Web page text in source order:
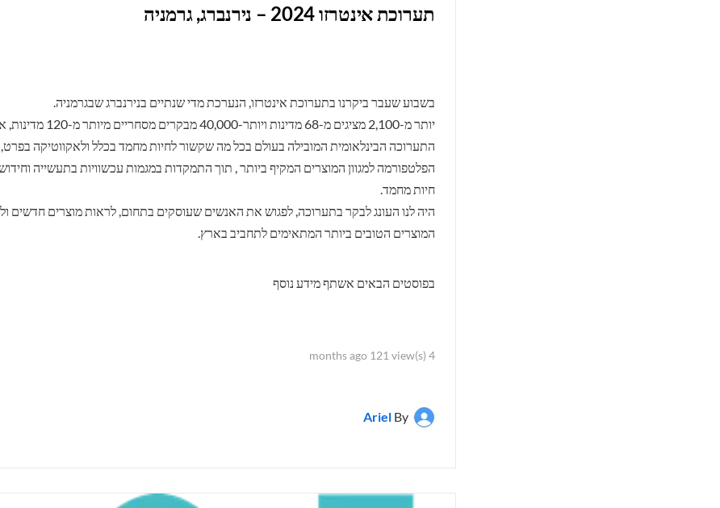
תערוכת אינטרזו 2024 – נירנברג, גרמניה
בשבוע שעבר ביקרנו בתערוכת אינטרזו, הנערכת מדי שנתיים בנירנברג שבגרמניה.
יותר מ-2,100 מציגים מ-68 מדינות ויותר-
התערוכה הבינלאומית המובילה בעולם בכל מה שקשור לחיות מחמד בכלל ולאקווטיקה בפרט,
הפלטפורמה למגוון המוצרים המקיף ביותר , תוך התמקדות במגמות עכשוויות בתעשייה
חיות מחמד.
היה לנו העונג לבקר בתערוכה, לפגוש את האנשים שעוסקים בתחום, לראות מוצרים חדשים
המוצרים הטובים ביותר המתאימים לתחביב בארץ.
בפוסטים הבאים אשתף מידע נוסף
4 months ago 121 view(s)
By
Ariel